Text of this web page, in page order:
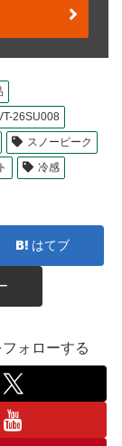
26SU008
スノーピーク
冷感
はてブ
ォローする